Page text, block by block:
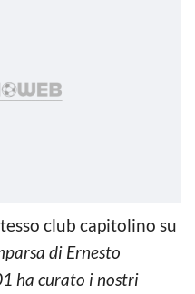
club capitolino su
di Ernesto
ha curato i nostri